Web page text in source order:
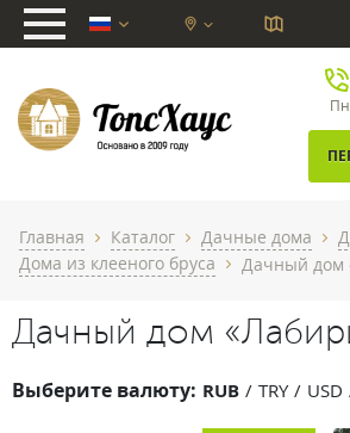
chevron_down
Главная chevron_right Каталог chevron_right Дачные дома chevron_right
Дома из клееного бруса chevron_right Дачный дом
Дачный дом
Выберите валюту: RUB TRY USD